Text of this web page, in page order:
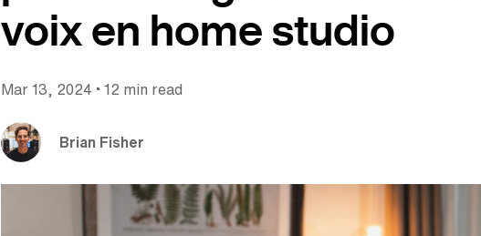
voix en home studio
Mar 13, 2024 • 12 min read
Brian Fisher